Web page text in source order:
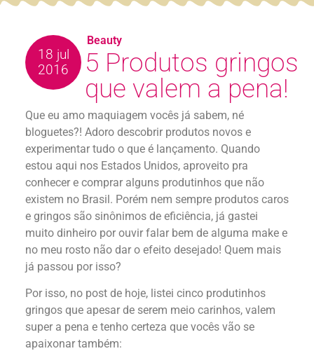
18 jul
2016
5 Produtos gringos
que valem a pena!
Que eu amo maquiagem vocês já sabem, né
bloguetes?! Adoro descobrir produtos novos e
experimentar tudo o que é lançamento. Quando
estou aqui nos Estados Unidos, aproveito pra
conhecer e comprar alguns produtinhos que não
existem no Brasil. Porém nem sempre produtos caros
e gringos são sinônimos de eficiência, já gastei
muito dinheiro por ouvir falar bem de alguma make e
no meu rosto não dar o efeito desejado! Quem mais
já passou por isso?
Por isso, no post de hoje, listei cinco produtinhos
gringos que apesar de serem meio carinhos, valem
super a pena e tenho certeza que vocês vão se
apaixonar também:
Beauty